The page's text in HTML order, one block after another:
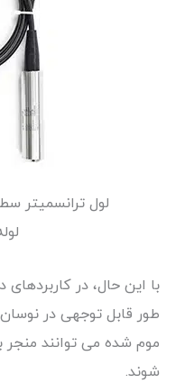
لول ترانسمیتر
با این حال، در
طور قابل توجهی در
موم شده می توانند منجر
شوند.